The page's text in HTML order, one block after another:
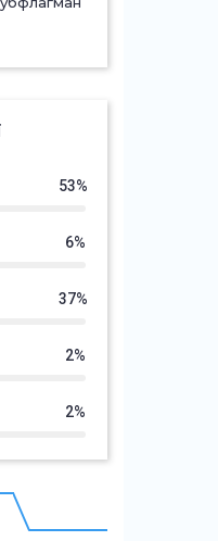
53%
6%
37%
2%
2%